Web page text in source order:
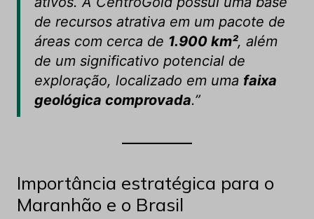
de recursos atrativa em um pacote de
áreas com cerca de 1.900 km², além
de um significativo potencial de
exploração, localizado em uma faixa
geológica comprovada.”
Importância estratégica para o
Maranhão e o Brasil